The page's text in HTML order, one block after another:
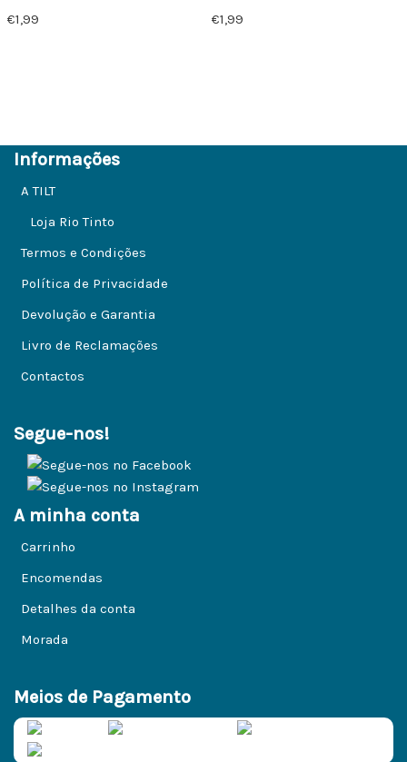
€1,99 €1,99
Informações
A TILT
Loja Rio Tinto
Termos e Condições
Política de Privacidade
Devolução e Garantia
Livro de Reclamações
Contactos
Segue-nos!
A minha conta
Carrinho
Encomendas
Detalhes da conta
Morada
Meios de Pagamento